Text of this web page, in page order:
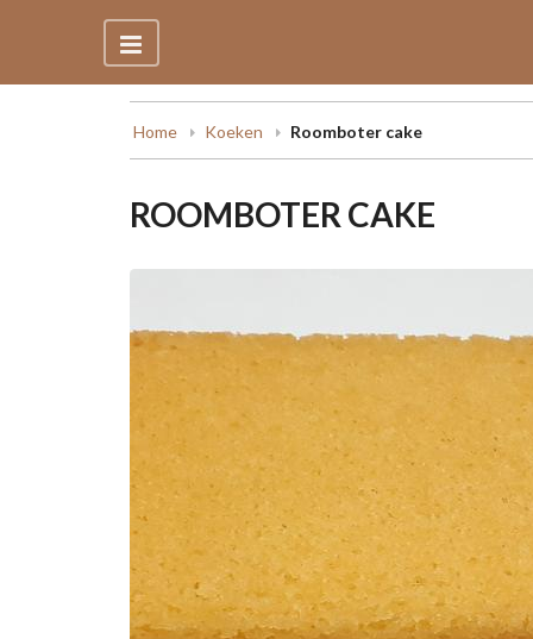
Home Koeken Roomboter cake
ROOMBOTER CAKE